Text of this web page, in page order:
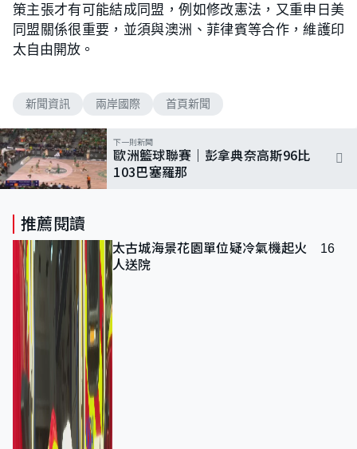
策主張才有可能結成同盟，例如修改憲法，又重申日美
同盟關係很重要，並須與澳洲、菲律賓等合作，維護印
太自由開放。
新聞資訊 兩岸國際 首頁新聞
下一則新聞
歐洲籃球聯賽｜彭拿典奈高斯96比
103巴塞羅那
推薦閱讀
太古城海景花園單位疑冷氣機起火 16
人送院